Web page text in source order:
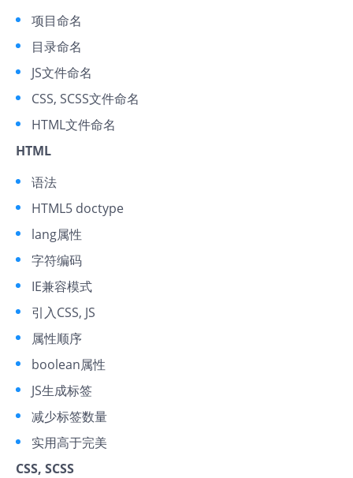
项目命名
目录命名
JS文件命名
CSS, SCSS文件命名
HTML文件命名
HTML
语法
HTML5 doctype
lang属性
字符编码
IE兼容模式
引入CSS, JS
属性顺序
boolean属性
JS生成标签
减少标签数量
实用高于完美
CSS, SCSS